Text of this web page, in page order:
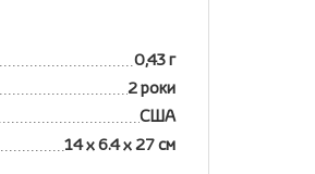
0,43 г
2 роки
США
14 х 6.4 х 27 см